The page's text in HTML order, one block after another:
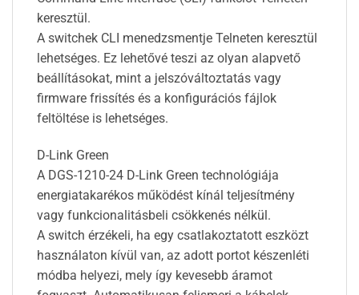
keresztül.
A switchek CLI menedzsmentje Telneten keresztül
lehetséges. Ez lehetővé teszi az olyan alapvető
beállításokat, mint a jelszóváltoztatás vagy
firmware frissítés és a konfigurációs fájlok
feltöltése is lehetséges.
D-Link Green
A DGS-1210-24 D-Link Green technológiája
energiatakarékos működést kínál teljesítmény
vagy funkcionalitásbeli csökkenés nélkül.
A switch érzékeli, ha egy csatlakoztatott eszközt
használaton kívül van, az adott portot készenléti
módba helyezi, mely így kevesebb áramot